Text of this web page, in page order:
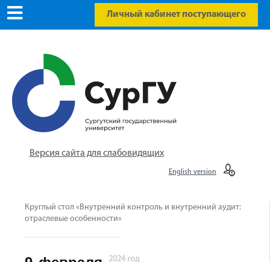
Личный кабинет поступающего
Версия сайта для слабовидящих
English version
Круглый стол «Внутренний контроль и внутренний аудит:
отраслевые особенности»
2024 год